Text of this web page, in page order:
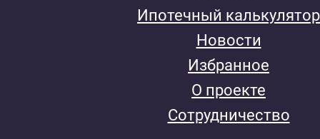
Ипотечный калькулятор
Новости
Избранное
О проекте
Сотрудничество